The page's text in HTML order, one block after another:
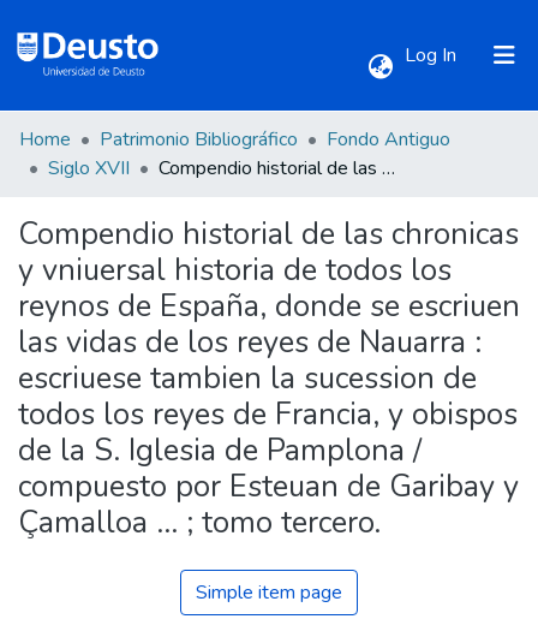
Log In (current)
Communities & Collections
All of DSpace
Statistics
Home Patrimonio Bibliográfico
Fondo Antiguo
Siglo XVII
Compendio historial de las chronicas y vniuersal historia de todos los reynos de España, donde se escriuen las vidas de los reyes de Nauarra : escriuese tambien la sucession de todos los reyes de Francia, y obispos de la S. Iglesia de Pamplona / compuesto por Esteuan de Garibay y Çamalloa ... ; tomo tercero.
Compendio historial de las chronicas
y vniuersal historia de todos los
reynos de España, donde se escriuen
las vidas de los reyes de Nauarra :
escriuese tambien la sucession de
todos los reyes de Francia, y obispos
de la S. Iglesia de Pamplona /
compuesto por Esteuan de Garibay y
Çamalloa ... ; tomo tercero.
Simple item page